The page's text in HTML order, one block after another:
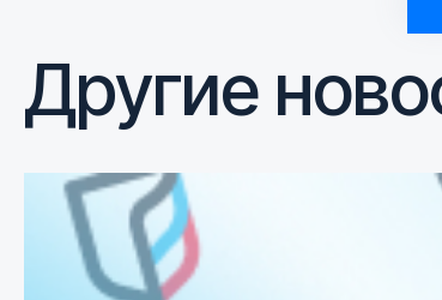
Другие